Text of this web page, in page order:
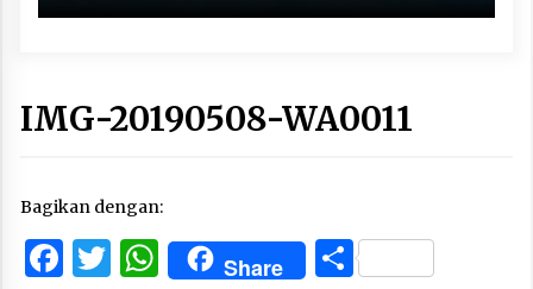
IMG-20190508-WA0011
Bagikan dengan:
Facebook
Twitter
WhatsApp
Share Share